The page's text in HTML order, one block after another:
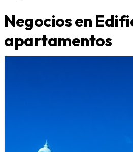
Negocios en
apartamentos